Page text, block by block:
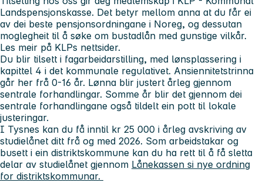
Landspensjonskasse. Det betyr mellom anna at du får ei
av dei beste pensjonsordningane i Noreg, og dessutan
moglegheit til å søke om bustadlån med gunstige vilkår.
Les meir på KLPs nettsider.
Du blir tilsett i fagarbeidarstilling, med lønsplassering i
kapittel 4 i det kommunale regulativet. Ansiennitetstrinna
går her frå 0-16 år. Lønna blir justert årleg gjennom
sentrale forhandlingar. Somme år blir det gjennom dei
sentrale forhandlingane også tildelt ein pott til lokale
justeringar.
I Tysnes kan du få inntil kr 25 000 i årleg avskriving av
studielånet ditt frå og med 2026. Som arbeidstakar og
busett i ein distriktskommune kan du ha rett til å få sletta
delar av studielånet gjennom Lånekassen si nye ordning
for distriktskommunar.